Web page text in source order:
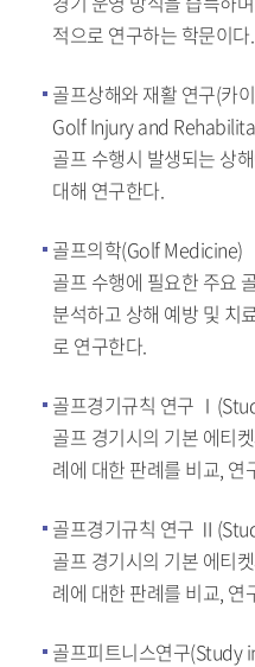
적으로 연구하는 학문이다.
골프상해와 재활 연구(카
Golf Injury and
골프 수행시 발생되는 상
대해 연구한다.
골프의학(Golf Medicine)
골프 수행에 필요한 주요
분석하고 상해 예방 및 치
로 연구한다.
골프경기규칙 연구
골프 경기시의 기본 에티
례에 대한 판례를 비교, 연
골프경기규칙 연구
골프 경기시의 기본 에티
례에 대한 판례를 비교, 연
골프피트니스연구(Study